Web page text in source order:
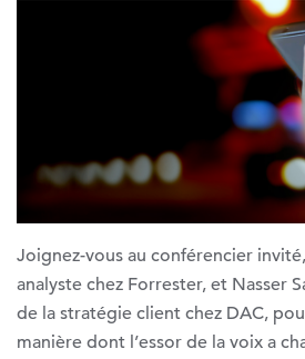
Joignez-vous au conférencier
analyste chez Forrester, et Nasser
de la stratégie client chez DAC,
manière dont l’essor de la voix a